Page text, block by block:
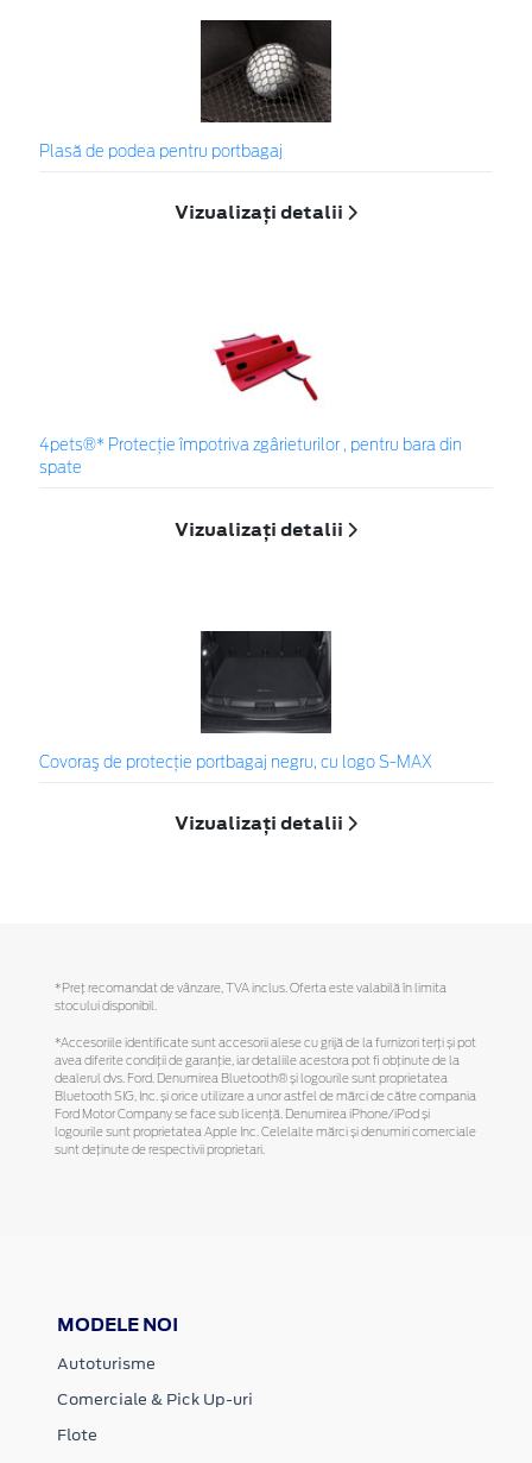
Plasă de podea pentru portbagaj
Vizualizați detalii
4pets®* Protecție împotriva zgârieturilor , pentru bara din
spate
Vizualizați detalii
Covoraş de protecţie portbagaj negru, cu logo S-MAX
Vizualizați detalii
*Preţ recomandat de vânzare, TVA inclus. Oferta este valabilă în limita
stocului disponibil.
*Accesoriile identificate sunt accesorii alese cu grijă de la furnizori terți și pot
avea diferite condiții de garanție, iar detaliile acestora pot fi obținute de la
dealerul dvs. Ford. Denumirea Bluetooth® și logourile sunt proprietatea
Bluetooth SIG, Inc. și orice utilizare a unor astfel de mărci de către compania
Ford Motor Company se face sub licență. Denumirea iPhone/iPod și
logourile sunt proprietatea Apple Inc. Celelalte mărci și denumiri comerciale
sunt deținute de respectivii proprietari.
MODELE NOI
Autoturisme
Comerciale & Pick Up-uri
Flote